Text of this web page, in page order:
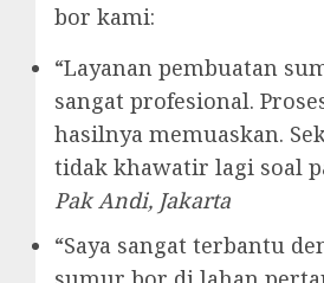
bor kami:
“Layanan pembuatan
sangat profesional.
hasilnya memuaskan.
tidak khawatir lagi soal
Pak Andi, Jakarta
“Saya sangat terbantu